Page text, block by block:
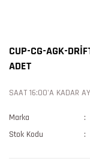
CUP-CG-AGK-
ADET
SAAT 16:00'A KADAR
Marka
Stok Kodu